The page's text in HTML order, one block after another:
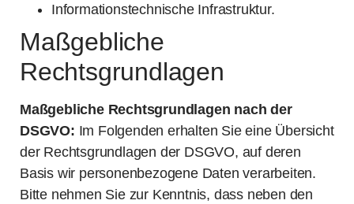
Informationstechnische Infrastruktur.
Maßgebliche
Rechtsgrundlagen
Maßgebliche Rechtsgrundlagen nach der
DSGVO: Im Folgenden erhalten Sie eine Übersicht
der Rechtsgrundlagen der DSGVO, auf deren
Basis wir personenbezogene Daten verarbeiten.
Bitte nehmen Sie zur Kenntnis, dass neben den